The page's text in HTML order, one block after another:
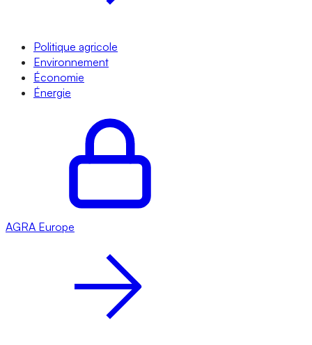
Politique agricole
Environnement
Économie
Énergie
AGRA Europe